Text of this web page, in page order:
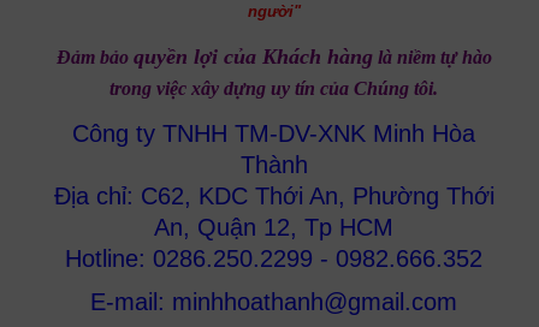
người"
Đảm bảo quyền lợi của Khách hànglà niềm tự hào
trong việc xây dựng uy tín củaChúng tôi.
Công ty TNHH TM-DV-XNK Minh Hòa
Thành
Địa chỉ: C62, KDC Thới An, Phường Thới
An, Quận 12, Tp HCM
Hotline: 0286.250.2299 - 0982.666.352
E-mail: minhhoathanh@gmail.com